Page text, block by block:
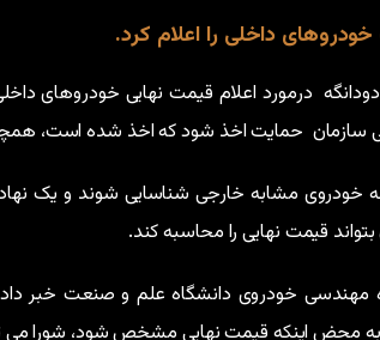
داخلی را اعلام کرد.
درمورد اعلام قیمت نهایی خودروهای
سازمان حمایت اخذ شود که اخذ شده است،
مشابه خارجی شناسایی شوند و یک
قیمت نهایی را محاسبه کند.
مهندسی خودروی دانشگاه علم و صنعت خبر
و به محض اینکه قیمت نهایی مشخص شود، شورا می